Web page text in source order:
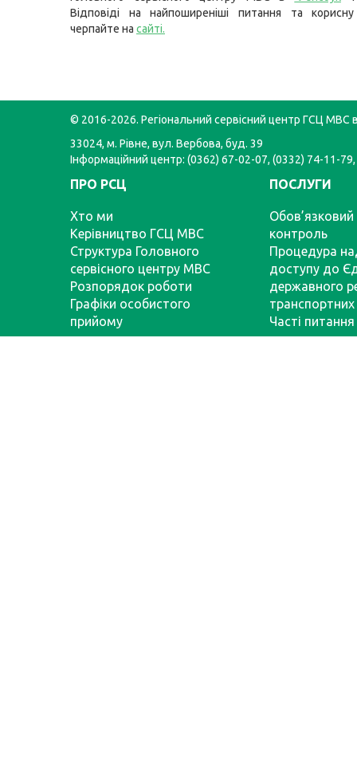
Відповіді на найпоширеніші питання та
черпайте на сайті.
© 2016-2026. Регіональний сервісний центр ГСЦ МВС
33024, м. Рівне, вул. Вербова, буд. 39
Інформаційний центр: (0362) 67-02-07, (0332) 74-11-
ПРО РСЦ
Хто ми
Керівництво ГСЦ МВС
Структура Головного
сервісного центру МВС
Розпорядок роботи
Графіки особистого
прийому
ПОСЛУГИ
Обов’язковий
контроль
Процедура
доступу до
державного
транспортних
Часті питання